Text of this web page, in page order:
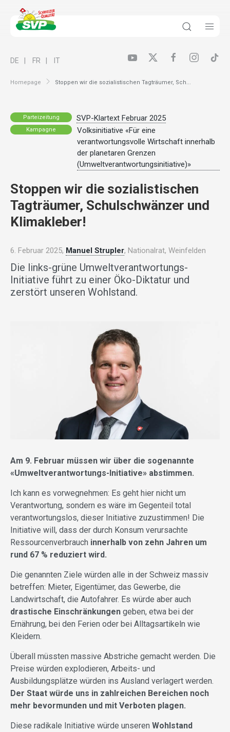
Homepage Stoppen wir die sozialistischen Tagträumer, Sch...
DE FR IT
Parteizeitung SVP-Klartext Februar 2025
Kampagne
Volksinitiative «Für eine
verantwortungsvolle Wirtschaft innerhalb
der planetaren Grenzen
(Umweltverantwortungsinitiative)»
Stoppen wir die sozialistischen
Tagträumer, Schulschwänzer und
Klimakleber!
6. Februar 2025, Manuel Strupler, Nationalrat, Weinfelden
Die links-grüne Umweltverantwortungs-
Initiative führt zu einer Öko-Diktatur und
zerstört unseren Wohlstand.
Am 9. Februar müssen wir über die sogenannte
«Umweltverantwortungs-Initiative» abstimmen.
Ich kann es vorwegnehmen: Es geht hier nicht um
Verantwortung, sondern es wäre im Gegenteil total
verantwortungslos, dieser Initiative zuzustimmen! Die
Initiative will, dass der durch Konsum verursachte
Ressourcenverbrauch innerhalb von zehn Jahren um
rund 67 % reduziert wird.
Die genannten Ziele würden alle in der Schweiz massiv
betreffen: Mieter, Eigentümer, das Gewerbe, die
Landwirtschaft, die Autofahrer. Es würde aber auch
drastische Einschränkungen geben, etwa bei der
Ernährung, bei den Ferien oder bei Alltagsartikeln wie
Kleidern.
Überall müssten massive Abstriche gemacht werden. Die
Preise würden explodieren, Arbeits- und
Ausbildungsplätze würden ins Ausland verlagert werden.
Der Staat würde uns in zahlreichen Bereichen noch
mehr bevormunden und mit Verboten plagen.
Diese radikale Initiative würde unseren Wohlstand